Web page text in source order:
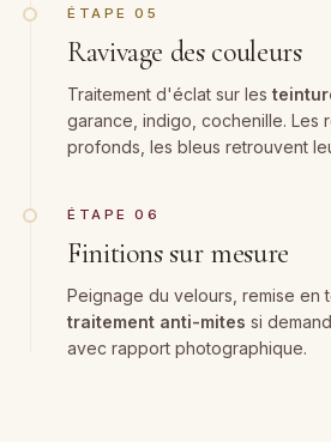
ÉTAPE 05
Ravivage des couleurs
Traitement d'éclat sur les
garance, indigo, cochenille. Les
profonds, les bleus retrouvent
ÉTAPE 06
Finitions sur mesure
Peignage du velours, remise en
traitement anti-mites si
avec rapport photographique.